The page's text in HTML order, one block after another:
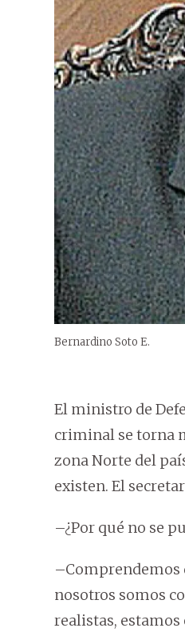
Bernardino Soto E.
El ministro de
criminal se torna
zona Norte del
existen. El
–¿Por qué no se
–Comprendemos
nosotros somos
realistas,